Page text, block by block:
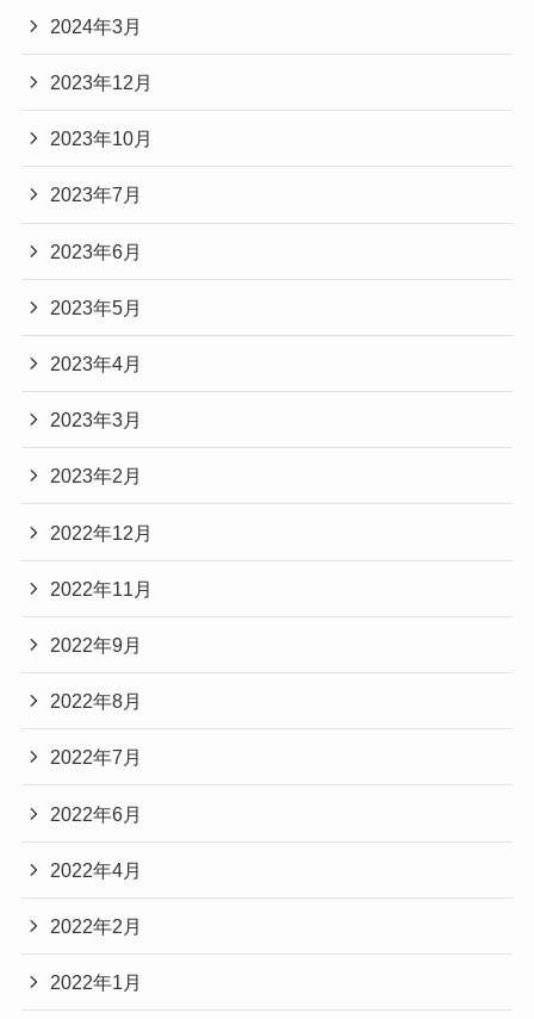
2024年3月
2023年12月
2023年10月
2023年7月
2023年6月
2023年5月
2023年4月
2023年3月
2023年2月
2022年12月
2022年11月
2022年9月
2022年8月
2022年7月
2022年6月
2022年4月
2022年2月
2022年1月